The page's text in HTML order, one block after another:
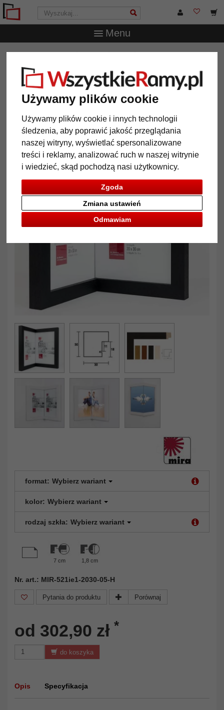
Używamy plików cookie
Używamy plików cookie i innych technologii
śledzenia, aby poprawić jakość przeglądania
naszej witryny, wyświetlać spersonalizowane
treści i reklamy, analizować ruch w naszej witrynie
i wiedzieć, skąd pochodzą nasi użytkownicy.
Zgoda
Odmawiam
Zmiana ustawień
Menu
narożna 1:1, szeroka
Rama do obrazów narożna 1:1,
szeroka
format: Wybierz wariant
kolor: Wybierz wariant
rodzaj szkła: Wybierz wariant
7 cm 1,8 cm
Nr. art.: MIR-521ie1-2030-05-H
Pytania do produktu Porównaj
od 302,90 zł *
do koszyka
Opis Specyfikacja